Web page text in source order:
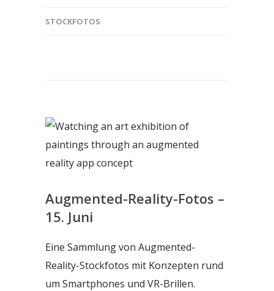
STOCKFOTOS
Augmented-Reality-Fotos –
15. Juni
Eine Sammlung von Augmented-
Reality-Stockfotos mit Konzepten rund
um Smartphones und VR-Brillen.